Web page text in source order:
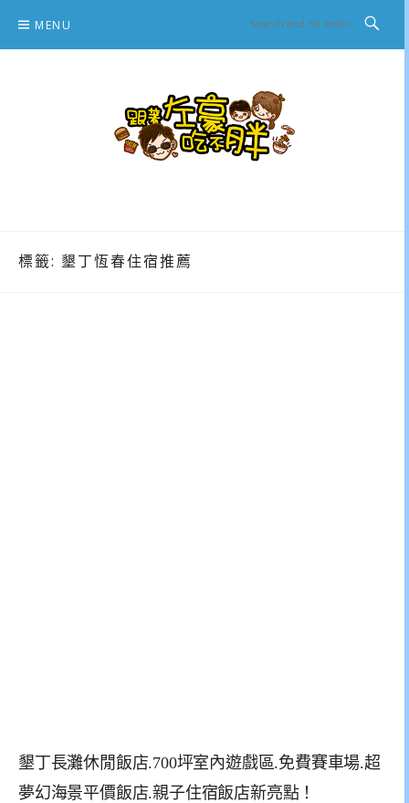
content
MENU
標籤: 墾丁恆春住宿推薦
墾丁長灘休閒飯店.700坪室內遊戲區.免費賽車場.超
夢幻海景平價飯店.親子住宿飯店新亮點！